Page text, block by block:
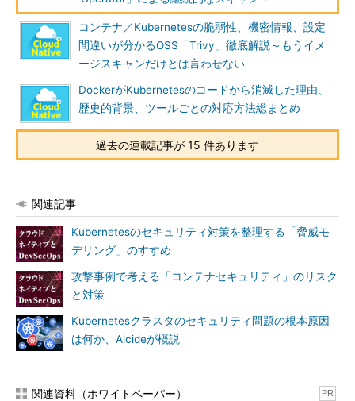
コンテナ／Kubernetesの脆弱性、機密情報、設定
間違いが分かるOSS「Trivy」徹底解説～もうイメ
ージスキャンだけとは言わせない
DockerがKubernetesのコードから消滅した理由、
歴史的背景、ツールごとの対応方法総まとめ
過去の連載記事が 15 件あります
関連記事
Kubernetesのセキュリティ対策を整理する「脅威モ
デリング」のすすめ
攻撃事例で考える「コンテナセキュリティ」のリスク
と対策
Kubernetesクラスタのセキュリティ問題の根本原因
は何か、Alcideが概説
関連資料（ホワイトペーパー） PR